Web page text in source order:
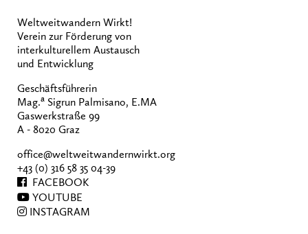
Weltweitwandern Wirkt!
Verein zur Förderung von
interkulturellem Austausch
und Entwicklung
Geschäftsführerin
Mag.a Sigrun Palmisano, E.MA
Gaswerkstraße 99
A - 8020 Graz
office@weltweitwandernwirkt.org
+43 (0) 316 58 35 04-39
FACEBOOK
YOUTUBE
INSTAGRAM